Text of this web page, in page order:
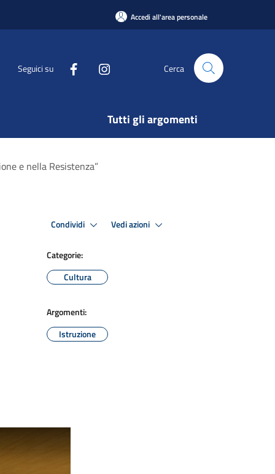
Accedi all'area personale
Seguici su Cerca
Tutti gli argomenti
e nella Resistenza”
Condividi Vedi azioni
Categorie:
Cultura
Argomenti:
Istruzione